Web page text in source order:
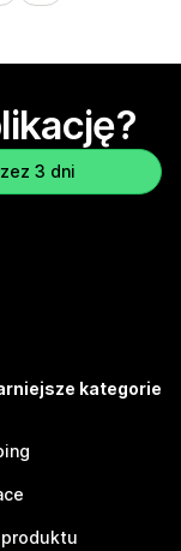
3 dni
kategorie